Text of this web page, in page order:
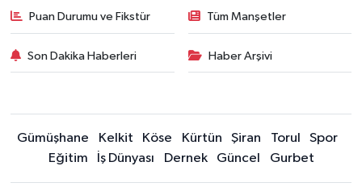
Puan Durumu ve Fikstür Tüm Manşetler
Son Dakika Haberleri Haber Arşivi
Gümüşhane Kelkit Köse Kürtün Şiran Torul
Spor
Eğitim
İş Dünyası Dernek Güncel Gurbet